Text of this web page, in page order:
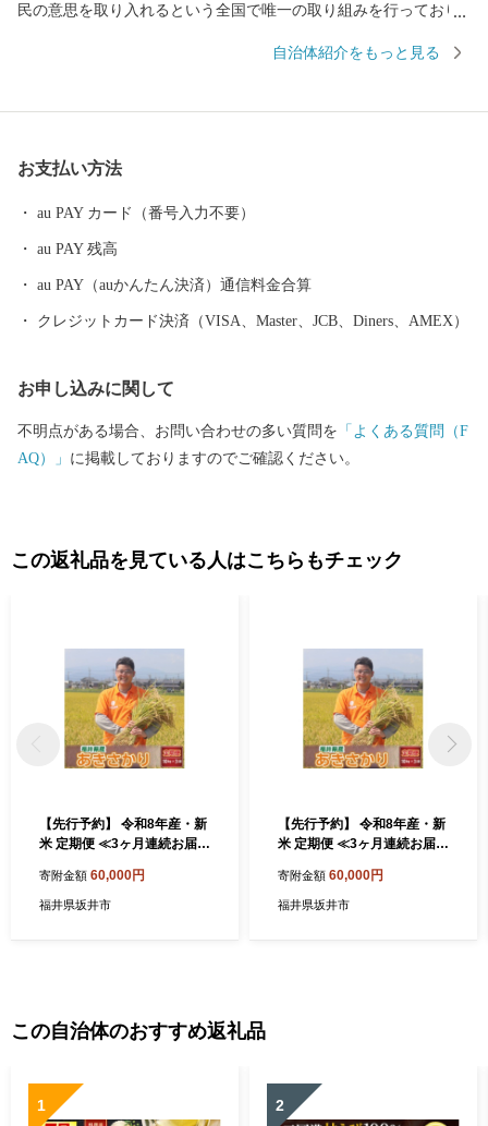
民の意思を取り入れるという全国で唯一の取り組みを行っており
ふるさと”です！(同市丸岡町はコシヒカリ開発者 石墨博士の故郷
織による織マークは国内シェアの80％を占めております。 また、
景勝地「東尋坊」に代表される海岸線や現存十二天守として知ら
れる「丸岡城」などを有することでも有名です。 心から笑顔にな
ただいた個人情報は、坂井市が責任をもって管理し、関係法令で
せていただき、その手段として、電子メールの配信やパンフレッ
ご連絡ください。
自治体紹介をもっと見る
お支払い方法
au PAY カード（番号入力不要）
au PAY 残高
au PAY（auかんたん決済）通信料金合算
クレジットカード決済（VISA、Master、JCB、Diners、AMEX）
お申し込みに関して
不明点がある場合、お問い合わせの多い質問を 「よくある質問（F
AQ）」 に掲載しておりますのでご確認ください。
この返礼品を見ている人はこちらもチェック
【先行予約】 令和8年産・新
米 定期便 ≪3ヶ月連続お届け
【2026年9月下旬より順次発
送】～坂井市三国町産・こだ
寄附金額 60,000円
福井県坂井市
【先行予約】 令和8年産・新
米 定期便 ≪3ヶ月連続お届け
【2026年9月下旬より順次発
送】～坂井市三国町産・こだ
寄附金額 60,000円
福井県坂井市
この自治体のおすすめ返礼品
1 2